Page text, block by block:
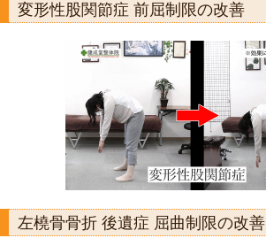
変形性股関節症 前屈制限の改善
左橈骨骨折 後遺症 屈曲制限の改善